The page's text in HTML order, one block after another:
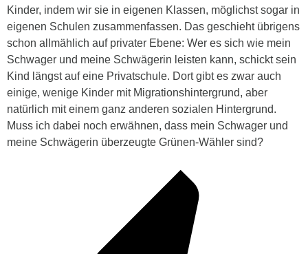
Kinder, indem wir sie in eigenen Klassen, möglichst sogar in
eigenen Schulen zusammenfassen. Das geschieht übrigens
schon allmählich auf privater Ebene: Wer es sich wie mein
Schwager und meine Schwägerin leisten kann, schickt sein
Kind längst auf eine Privatschule. Dort gibt es zwar auch
einige, wenige Kinder mit Migrationshintergrund, aber
natürlich mit einem ganz anderen sozialen Hintergrund.
Muss ich dabei noch erwähnen, dass mein Schwager und
meine Schwägerin überzeugte Grünen-Wähler sind?